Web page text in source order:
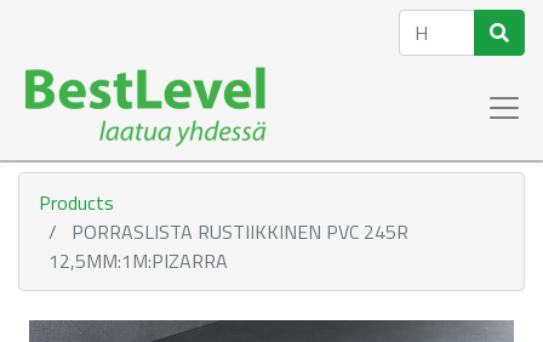
Products
PORRASLISTA RUSTIIKKINEN PVC 245R
12,5MM:1M:PIZARRA